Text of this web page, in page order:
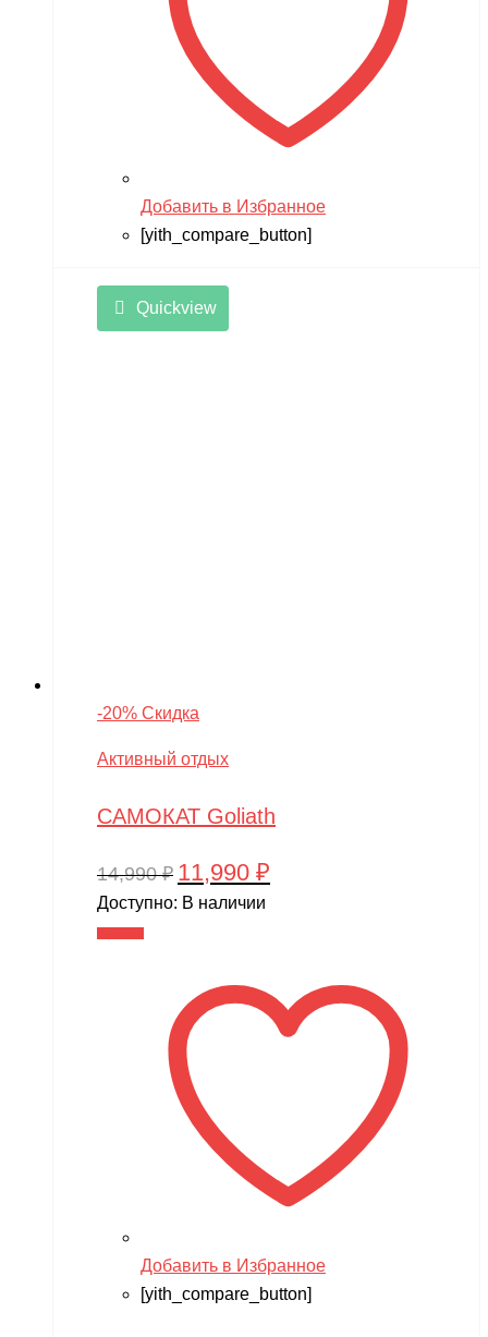
Добавить в Избранное
[yith_compare_button]
Quickview
-20% Скидка
Активный отдых
САМОКАТ Goliath
14,990₽ Первоначальная
цена
11,990 ₽
Доступно: В наличии
Добавить в Избранное
[yith_compare_button]